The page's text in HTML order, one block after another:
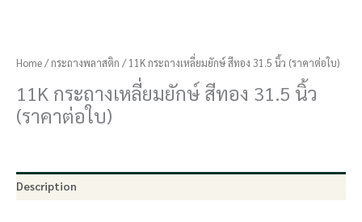
Home/กระถางพลาสติก / 11K กระถางเหลี่ยมยักษ์ สีทอง 31.5 นิ้ว (ราคาต่อใบ)
11K กระถางเหลี่ยมยักษ์ สีทอง 31.5 นิ้ว
(ราคาต่อใบ)
Description